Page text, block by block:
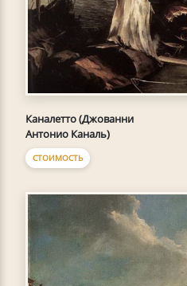
Каналетто (Джованни
Антонио Каналь)
СТОИМОСТЬ